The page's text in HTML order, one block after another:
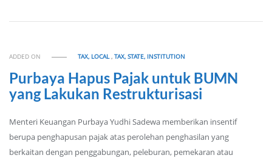
ADDED ON TAX, LOCAL,TAX, STATE, INSTITUTION
Purbaya Hapus Pajak untuk BUMN
yang Lakukan Restrukturisasi
Menteri Keuangan Purbaya Yudhi Sadewa memberikan insentif
berupa penghapusan pajak atas perolehan penghasilan yang
berkaitan dengan penggabungan, peleburan, pemekaran atau